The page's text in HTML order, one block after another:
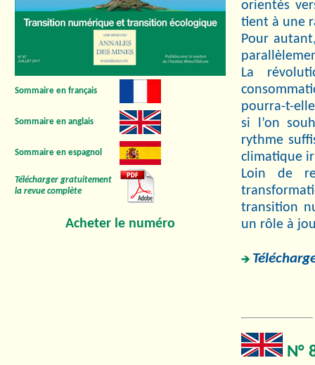
Sommaire en français
Sommaire en anglais
Sommaire en espagnol
Télécharger gratuitement
la revue complète
Acheter le numéro
orientés
tient à une
Pour
La
pourra-t-
si l’on
rythme
climatique
Loin de
transition
un rôle à
N°